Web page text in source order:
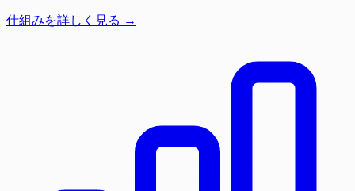
仕組みを詳しく見る →